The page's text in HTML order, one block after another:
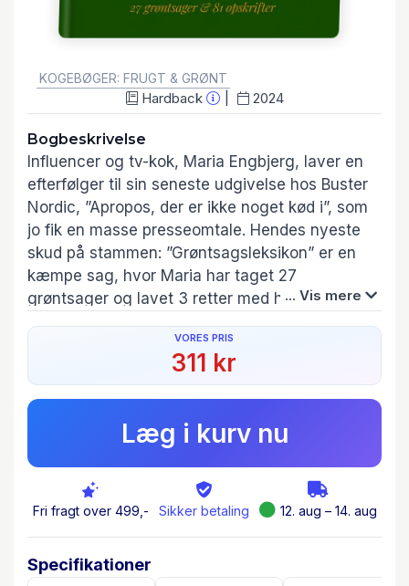
KOGEBØGER: FRUGT & GRØNT
Hardback 2024
Bogbeskrivelse
Influencer og tv-kok, Maria Engbjerg, laver en
efterfølger til sin seneste udgivelse hos Buster
Nordic, ”Apropos, der er ikke noget kød i”, som
jo fik en masse presseomtale. Hendes nyeste
skud på stammen: ”Grøntsagsleksikon” er en
kæmpe sag, hvor Maria har taget 27
grøntsager og lavet 3 retter med hver enkelt.
Så læserne får en masse inspiration til at
udnytte deres grøntsager bedre – og lave en
masse gode retter. Maria Engbjerg er en af
vores første madinfluencere i Danmark. Hun er
ejer af en populær restaurant og har flere
kogebøger bag sig.
... Vis mere
VORES PRIS
311 kr
Læg i kurv nu
Fri fragt over 499,- Sikker betaling 12. aug – 14. aug
Specifikationer